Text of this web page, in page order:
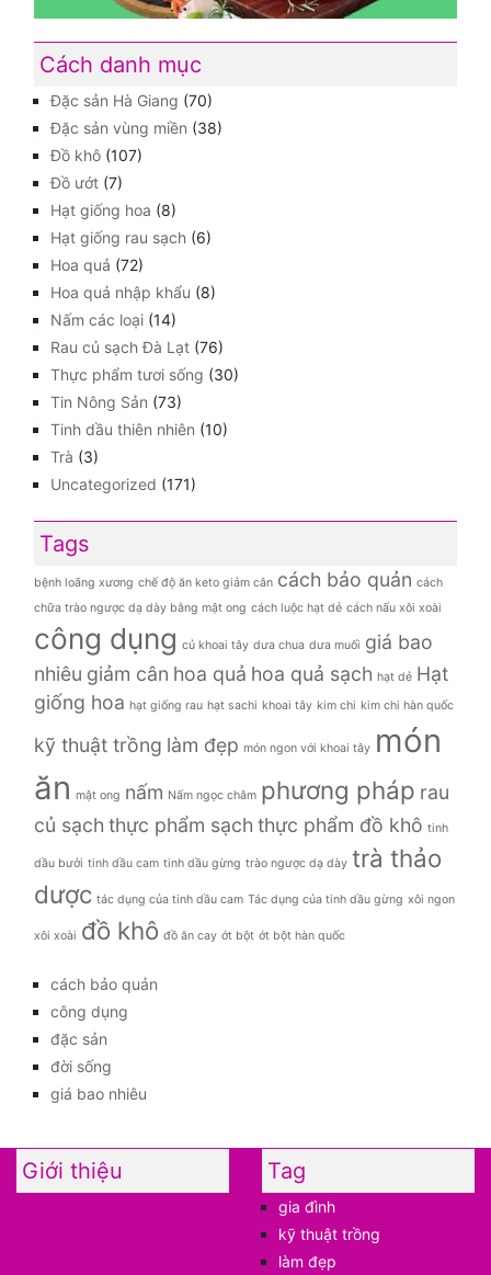
Cách danh mục
Đặc sản Hà Giang (70)
Đặc sản vùng miền (38)
Đồ khô (107)
Đồ ướt (7)
Hạt giống hoa (8)
Hạt giống rau sạch (6)
Hoa quả (72)
Hoa quả nhập khẩu (8)
Nấm các loại (14)
Rau củ sạch Đà Lạt (76)
Thực phẩm tươi sống (30)
Tin Nông Sản (73)
Tinh dầu thiên nhiên (10)
Trà (3)
Uncategorized (171)
Tags
bệnh loãng xương chế độ ăn keto giảm cân cách bảo quản cách
chữa trào ngược dạ dày bằng mật ong cách luộc hạt dẻ cách nấu xôi xoài
công dụng củ khoai tây dưa chua dưa muối giá bao
nhiêu giảm cân hoa quả hoa quả sạch hạt dẻ Hạt
giống hoa hạt giống rau hạt sachi khoai tây kim chi kim chi hàn quốc
kỹ thuật trồng làm đẹp món ngon với khoai tây món
ăn mật ong nấm Nấm ngọc châm phương pháp rau
củ sạch thực phẩm sạch thực phẩm đồ khô tinh
dầu bưởi tinh dầu cam tinh dầu gừng trào ngược dạ dày trà thảo
dược tác dụng của tinh dầu cam Tác dụng của tinh dầu gừng xôi ngon
xôi xoài đồ khô đồ ăn cay ớt bột ớt bột hàn quốc
cách bảo quản
công dụng
đặc sản
đời sống
giá bao nhiêu
Giới thiệu Tag
gia đình
kỹ thuật trồng
làm đẹp